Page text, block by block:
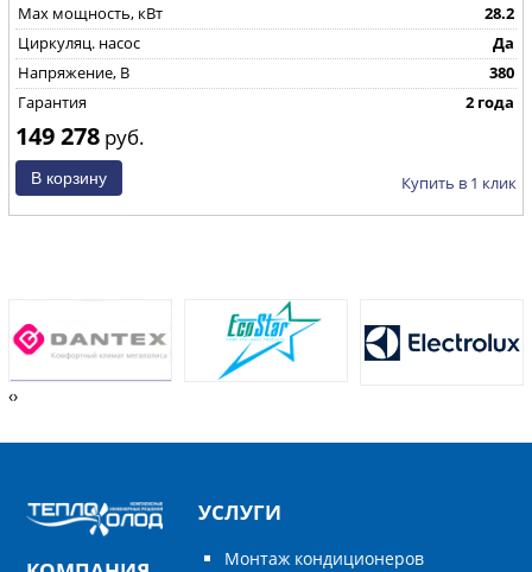
Max мощность, кВт
28.2
Циркуляц. насос
Да
Напряжение, В
380
Гарантия
2 года
149 278 руб.
Купить в 1 клик
‹›
УСЛУГИ
Монтаж кондиционеров